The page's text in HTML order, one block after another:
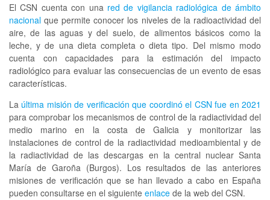
El CSN cuenta con una red de vigilancia radiológica de ámbito
nacional que permite conocer los niveles de la radioactividad del
aire, de las aguas y del suelo, de alimentos básicos como la
leche, y de una dieta completa o dieta tipo. Del mismo modo
cuenta con capacidades para la estimación del impacto
radiológico para evaluar las consecuencias de un evento de esas
características.
La última misión de verificación que coordinó el CSN fue en 2021
para comprobar los mecanismos de control de la radiactividad del
medio marino en la costa de Galicia y monitorizar las
instalaciones de control de la radiactividad medioambiental y de
la radiactividad de las descargas en la central nuclear Santa
María de Garoña (Burgos). Los resultados de las anteriores
misiones de verificación que se han llevado a cabo en España
pueden consultarse en el siguiente enlace de la web del CSN.